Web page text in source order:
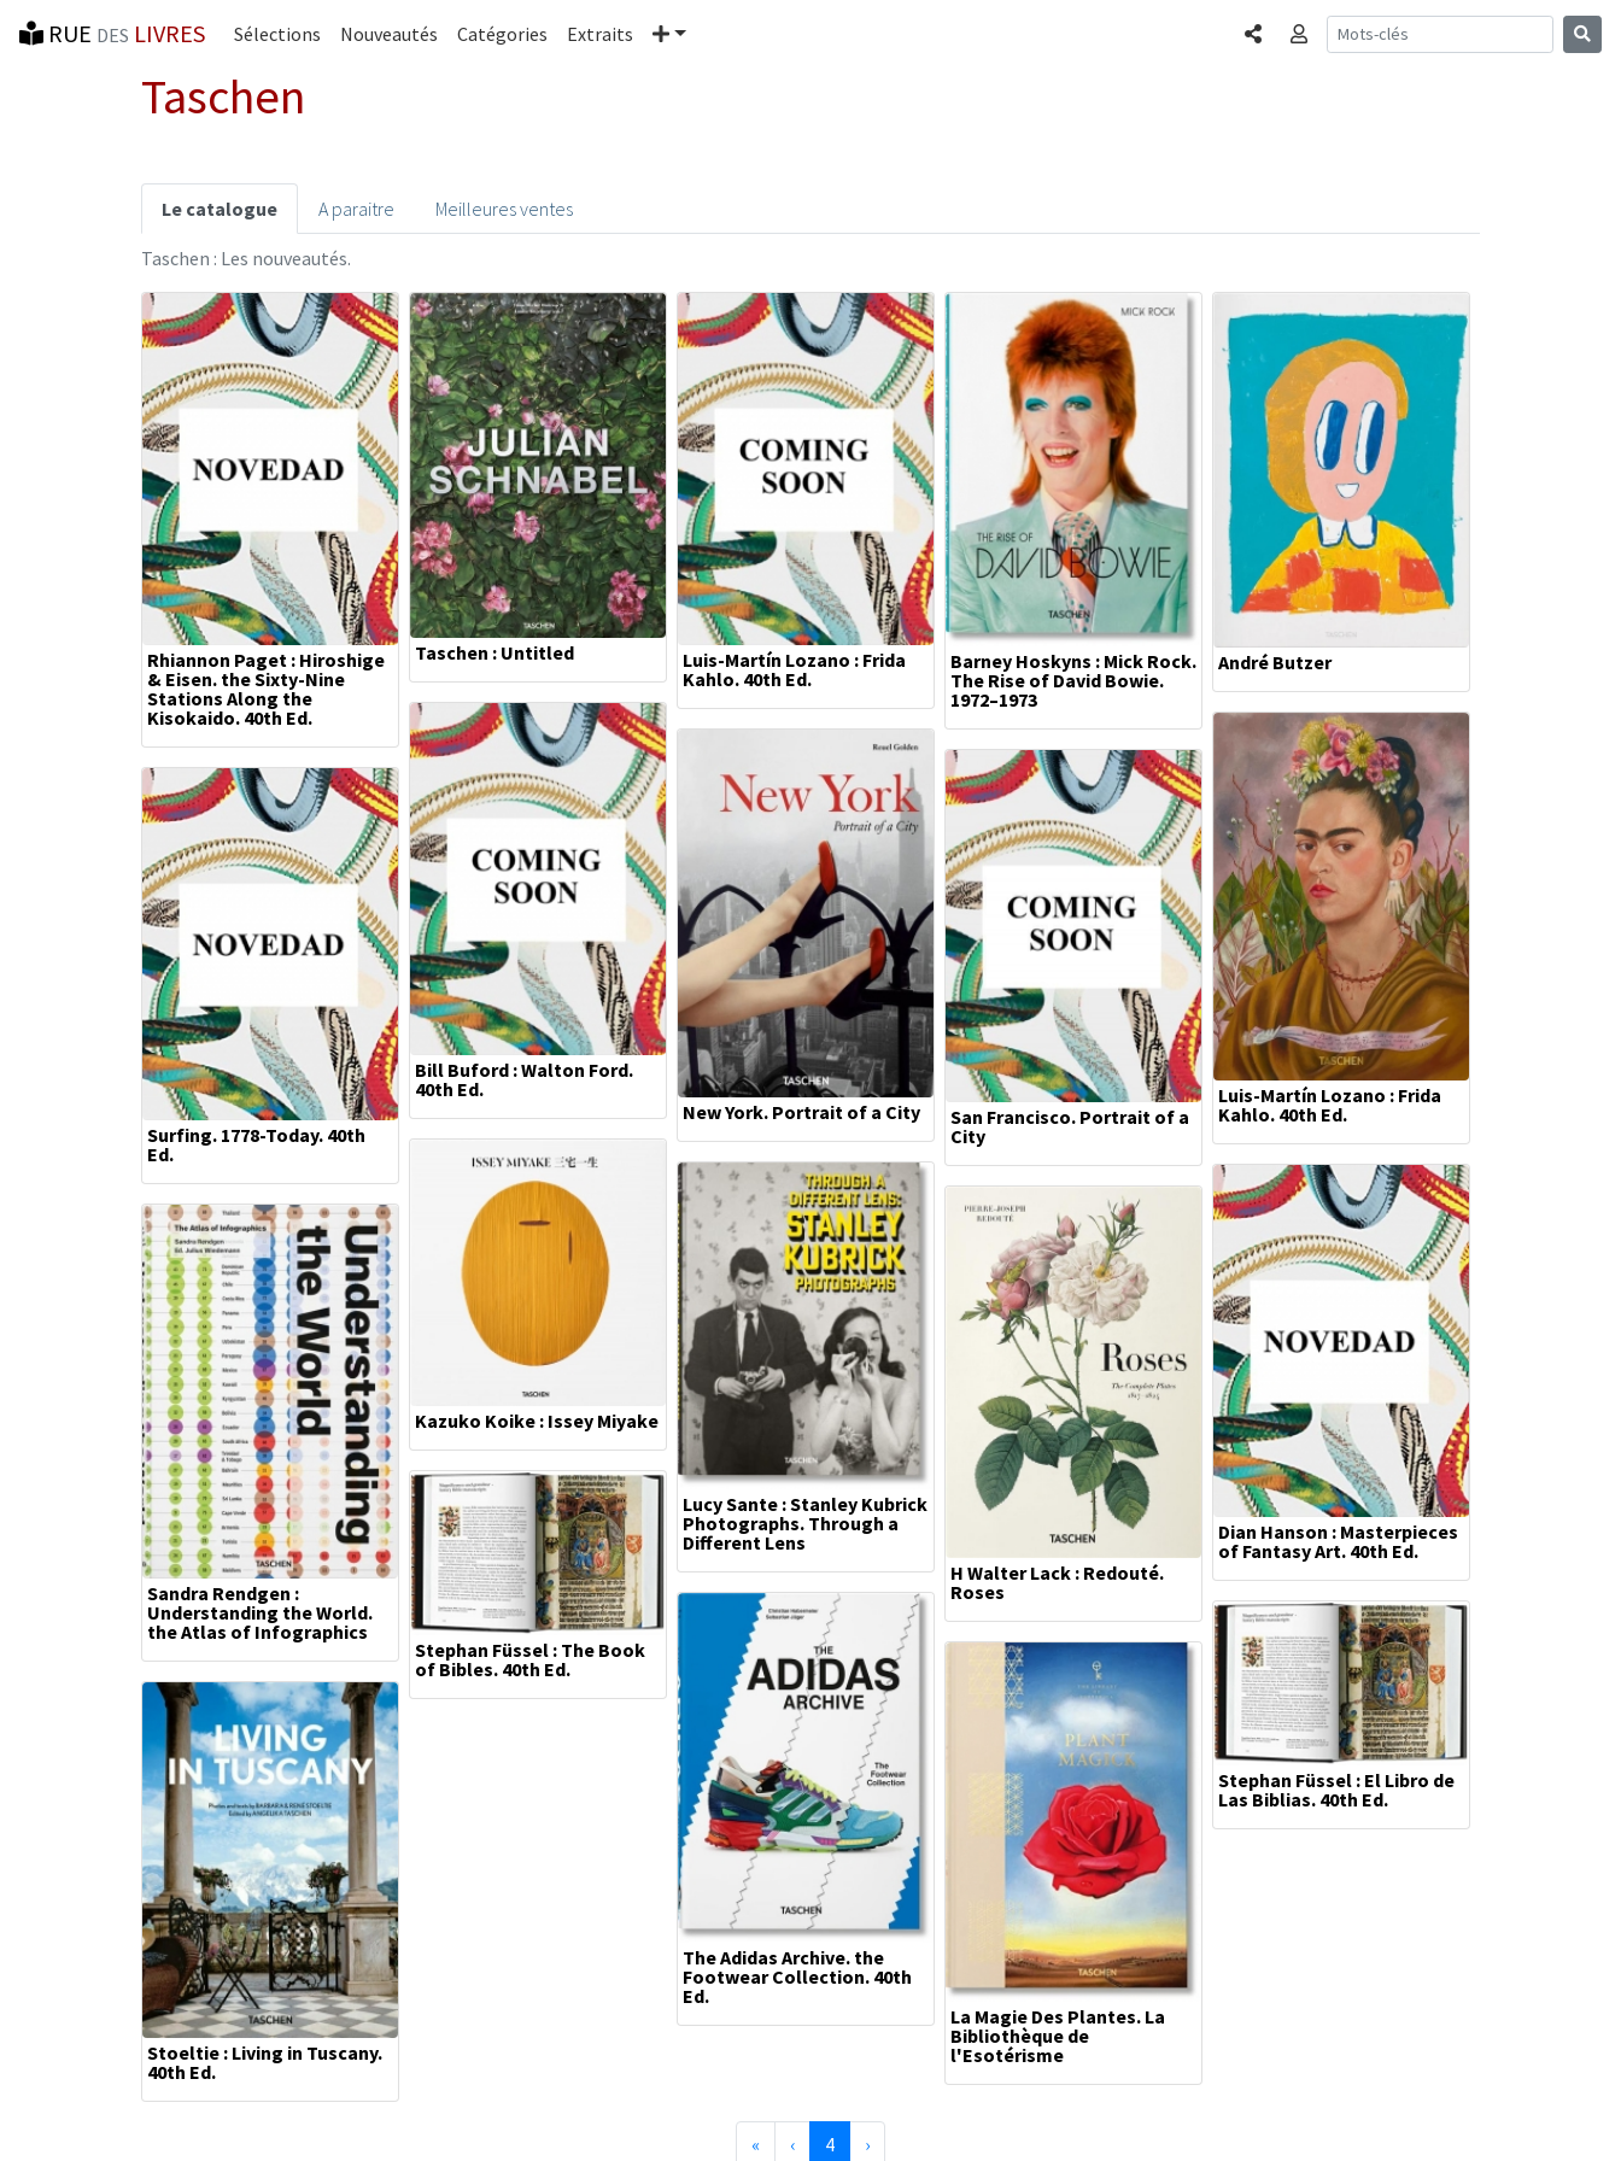
RUE DES LIVRES Sélections Nouveautés Catégories Extraits Plus PartagerConnexion
Taschen
Le catalogue A paraitre Meilleures ventes
Taschen : Les nouveautés.
Rhiannon Paget : Hiroshige
& Eisen. the Sixty-Nine
Stations Along the
Kisokaido. 40th Ed.
Taschen : Untitled
Luis-Martín Lozano : Frida
Kahlo. 40th Ed.
Barney Hoskyns : Mick Rock.
The Rise of David Bowie.
1972–1973
André Butzer
Bill Buford : Walton Ford.
40th Ed.
Luis-Martín Lozano : Frida
Kahlo. 40th Ed.
New York. Portrait of a City
San Francisco. Portrait of a
City
Surfing. 1778-Today. 40th
Ed.
Kazuko Koike : Issey Miyake
Lucy Sante : Stanley Kubrick
Photographs. Through a
Different Lens
Dian Hanson : Masterpieces
of Fantasy Art. 40th Ed.
H Walter Lack : Redouté.
Roses
Sandra Rendgen :
Understanding the World.
the Atlas of Infographics
Stephan Füssel : The Book
of Bibles. 40th Ed.
The Adidas Archive. the
Footwear Collection. 40th
Ed.
Stephan Füssel : El Libro de
Las Biblias. 40th Ed.
La Magie Des Plantes. La
Bibliothèque de
l'Esotérisme
Stoeltie : Living in Tuscany.
40th Ed.
« Première page
‹Précédente
4(page courante)
›Suivante